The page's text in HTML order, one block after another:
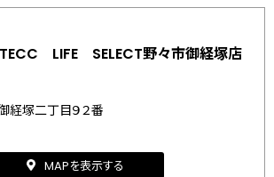
LIFE SELECT野々市御経塚店
経塚二丁目９２番
MAPを表示する